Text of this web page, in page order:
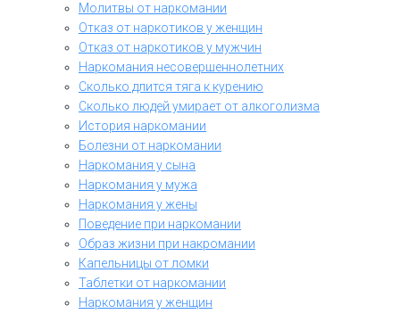
Молитвы от наркомании
Отказ от наркотиков у женщин
Отказ от наркотиков у мужчин
Наркомания несовершеннолетних
Сколько длится тяга к курению
Сколько людей умирает от алкоголизма
История наркомании
Болезни от наркомании
Наркомания у сына
Наркомания у мужа
Наркомания у жены
Поведение при наркомании
Образ жизни при накромании
Капельницы от ломки
Таблетки от наркомании
Наркомания у женщин